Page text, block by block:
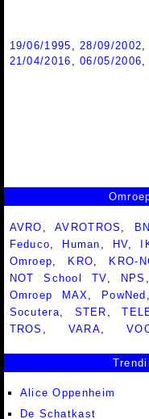
19/06/1995 ,28/09/2002,
21/04/2016 ,06/05/2006,
AVRO ,AVROTROS ,
Feduco, Human , HV,
Omroep, KRO, KRO-
NOT School TV, NPS
Omroep MAX, PowNed
Socutera, STER ,
TROS , VARA,
Alice Oppenheim
De Schatkast